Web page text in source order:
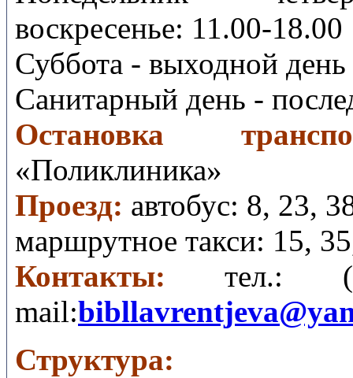
воскресенье: 11.00-18.00
Суббота - выходной день
Санитарный день -
Остановка
«Поликлиника»
Проезд: автобус: 8, 23,
маршрутное такси: 15,
Контакты:тел.:
mail:
Структура: